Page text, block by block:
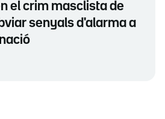
el crim masclista de
senyals d'alarma a